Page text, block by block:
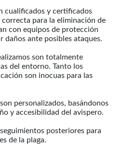
cualificados y certificados
para la eliminación de
con equipos de protección
daños ante posibles ataques.
son totalmente
del entorno. Tanto los
son inocuas para las
personalizados, basándonos
y accesibilidad del avispero.
posteriores para
de la plaga.